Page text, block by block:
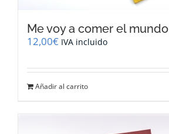
Me voy a comer el mundo
12,00€ IVA incluido
Añadir al carrito